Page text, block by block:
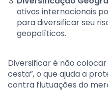
ativos internacionais
para diversificar seu
geopolíticos.
Diversificar é não
cesta”, o que ajuda a
contra flutuações do